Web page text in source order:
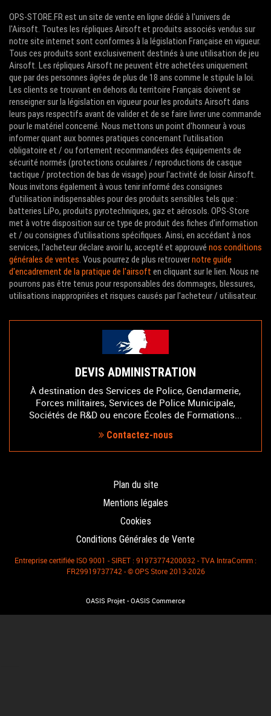
OPS-STORE.FR est un site de vente en ligne dédié à l'univers de
l'Airsoft. Toutes les répliques Airsoft et produits associés vendus sur
notre site internet sont conformes à la législation Française en vigueur.
Tous ces produits sont exclusivement destinés à une utilisation de jeu
Airsoft. Les répliques Airsoft ne peuvent être achetées uniquement
que par des personnes âgées de plus de 18 ans comme le stipule la loi.
Les clients se trouvant en dehors du territoire Français doivent se
renseigner sur la législation en vigueur pour les produits Airsoft dans
leurs pays respectifs avant de valider et de se faire livrer une commande
pour le matériel concerné. Nous mettons un point d'honneur à vous
informer quant aux bonnes pratiques concernant l'utilisation
obligatoire et / ou fortement recommandées des équipements de
sécurité normés (protections oculaires / reproductions de casque
tactique / protection de bas de visage) pour l'activité de loisir Airsoft.
Nous invitons également à vous tenir informé des consignes
d'utilisation indispensables pour des produits sensibles tels que :
batteries LiPo, produits pyrotechniques, gaz et aérosols. OPS-Store
met à votre disposition sur ce type de produit des fiches d'information
et / ou consignes d'utilisations spécifiques. Ainsi, en accédant à nos
services, l'acheteur déclare avoir lu, accepté et approuvé nos conditions
générales de ventes . Vous pourrez de plus retrouvernotre guide
d'encadrement de la pratique de l'airsoft en cliquant sur le lien. Nous ne
pourrons pas être tenus pour responsables des dommages, blessures,
utilisations inappropriées et risques causés par l'acheteur / utilisateur.
DEVIS ADMINISTRATION
À destination des Services de Police, Gendarmerie,
Forces militaires, Services de Police Municipale,
Sociétés de R&D ou encore Écoles de Formations...
Contactez-nous
Plan du site
Mentions légales
Cookies
Conditions Générales de Vente
Entreprise certifiée ISO 9001 - SIRET : 91973774200032 - TVA IntraComm :
FR29919737742 - © OPS Store 2013-2026
OASIS Projet - OASIS Commerce